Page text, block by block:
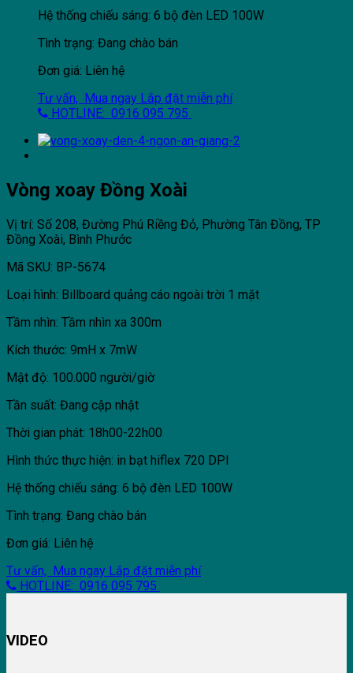
Hệ thống chiếu sáng: 6 bộ đèn LED 100W
Tình trạng: Đang chào bán
Đơn giá: Liên hệ
Tư vấn, Mua ngay Lắp đặt miễn phí
HOTLINE: 0916 095 795
Vòng xoay Đồng Xoài
Vị trí: Số 208, Đường Phú Riềng Đỏ, Phường Tân Đồng, TP
Đồng Xoài, Bình Phước
Mã SKU: BP-5674
Loại hình: Billboard quảng cáo ngoài trời 1 mặt
Tầm nhìn: Tầm nhìn xa 300m
Kích thước: 9mH x 7mW
Mật độ: 100.000 người/giờ
Tần suất: Đang cập nhật
Thời gian phát: 18h00-22h00
Hình thức thực hiện: in bạt hiflex 720 DPI
Hệ thống chiếu sáng: 6 bộ đèn LED 100W
Tình trạng: Đang chào bán
Đơn giá: Liên hệ
Tư vấn, Mua ngay Lắp đặt miễn phí
HOTLINE: 0916 095 795
VIDEO